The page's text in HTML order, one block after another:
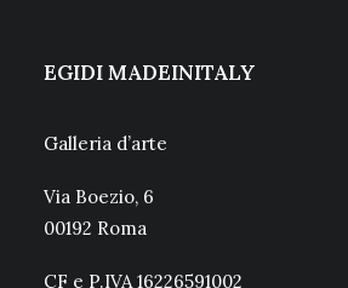
EGIDI MADEINITALY
Galleria d’arte
Via Boezio, 6
00192 Roma
CF e P.IVA 16226591002